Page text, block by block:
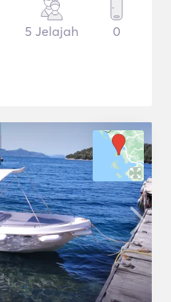
5 Jelajah 0